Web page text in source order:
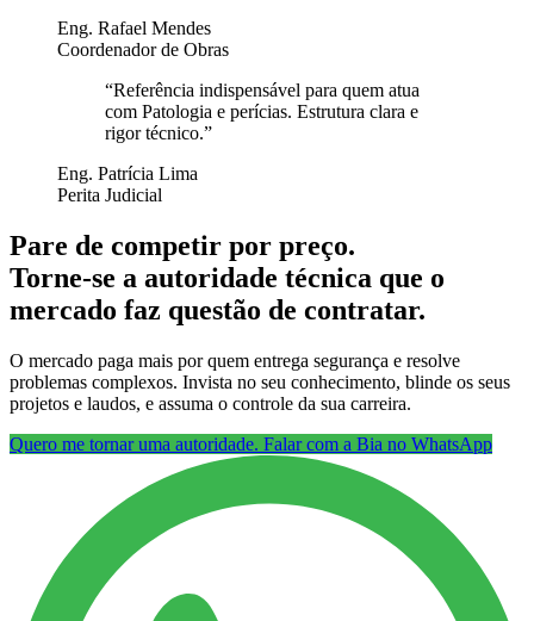
Eng. Rafael Mendes
Coordenador de Obras
“Referência indispensável para quem atua
com Patologia e perícias. Estrutura clara e
rigor técnico.”
Eng. Patrícia Lima
Perita Judicial
Pare de competir por preço.
Torne-se a autoridade técnica que o
mercado faz questão de contratar.
O mercado paga mais por quem entrega segurança e resolve
problemas complexos. Invista no seu conhecimento, blinde os seus
projetos e laudos, e assuma o controle da sua carreira.
Quero me tornar uma autoridade. Falar com a Bia no WhatsApp